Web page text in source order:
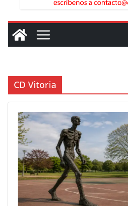
CD Vitoria